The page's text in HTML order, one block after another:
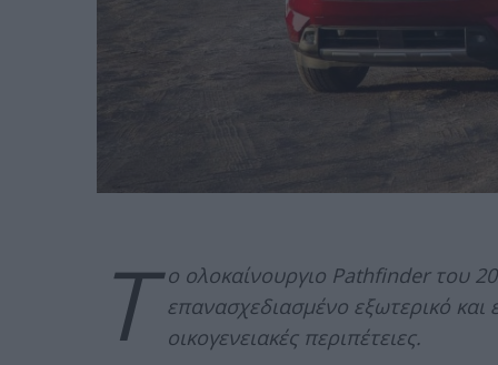
Τ
ο ολοκαίνουργιο Pathfinder του
επανασχεδιασμένο εξωτερικό και
οικογενειακές περιπέτειες.